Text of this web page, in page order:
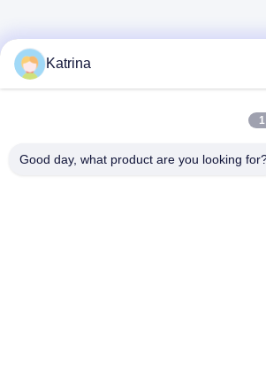
Katrina
Good day, what product are you looking